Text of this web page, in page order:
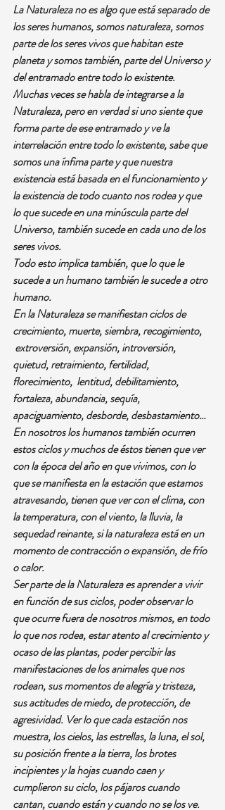
La Naturaleza no es algo que está separado de
los seres humanos, somos naturaleza, somos
parte de los seres vivos que habitan este
planeta y somos también, parte del Universo y
del entramado entre todo lo existente.
Muchas veces se habla de integrarse a la
Naturaleza, pero en verdad si uno siente que
forma parte de ese entramado y ve la
interrelación entre todo lo existente, sabe que
somos una ínfima parte y que nuestra
existencia está basada en el funcionamiento y
la existencia de todo cuanto nos rodea y que
lo que sucede en una minúscula parte del
Universo, también sucede en cada uno de los
seres vivos.
Todo esto implica también, que lo que le
sucede a un humano también le sucede a otro
humano.
En la Naturaleza se manifiestan ciclos de
crecimiento, muerte, siembra, recogimiento,
extroversión, expansión, introversión,
quietud, retraimiento, fertilidad,
florecimiento,  lentitud, debilitamiento,
fortaleza, abundancia, sequía,
apaciguamiento, desborde, desbastamiento…
En nosotros los humanos también ocurren
estos ciclos y muchos de éstos tienen que ver
con la época del año en que vivimos, con lo
que se manifiesta en la estación que estamos
atravesando, tienen que ver con el clima, con
la temperatura, con el viento, la lluvia, la
sequedad reinante, si la naturaleza está en un
momento de contracción o expansión, de frío
o calor.
Ser parte de la Naturaleza es aprender a vivir
en función de sus ciclos, poder observar lo
que ocurre fuera de nosotros mismos, en todo
lo que nos rodea, estar atento al crecimiento y
ocaso de las plantas, poder percibir las
manifestaciones de los animales que nos
rodean, sus momentos de alegría y tristeza,
sus actitudes de miedo, de protección, de
agresividad. Ver lo que cada estación nos
muestra, los cielos, las estrellas, la luna, el sol,
su posición frente a la tierra, los brotes
incipientes y la hojas cuando caen y
cumplieron su ciclo, los pájaros cuando
cantan, cuando están y cuando no se los ve.